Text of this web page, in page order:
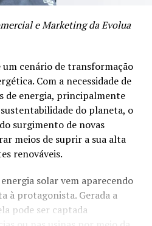
e Marketing da Evolua
cenário de transformação
Com a necessidade de
de energia, principalmente
do planeta, o
surgimento de novas
meios de suprir a sua alta
renováveis.
solar vem aparecendo
à protagonista. Gerada a
pode ser captada